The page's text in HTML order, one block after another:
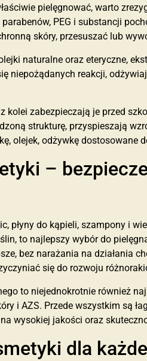
pielęgnować, warto
parabenów, PEG i substancji
skóry, przesuszać lub
naturalne oraz eteryczne,
niepożądanych reakcji,
kolei zabezpieczają je przed
strukturę, przyspieszają
olejek, odżywkę dostosowane
–
płyny do kąpieli, szampony i
to najlepszy wybór do
bez narażania na działania
się do rozwoju
to niejednokrotnie również
i AZS. Przede wszystkim są
wysokiej jakości oraz
dla